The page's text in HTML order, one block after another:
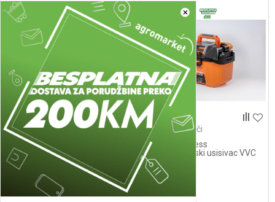
×
Fuse usisivači
Fuse akumulatorski usisivac
VVC 6020
94,00
Fuse usisivači
Fuse brushless
akumulatorski usisivac VVC
1020B
200,00